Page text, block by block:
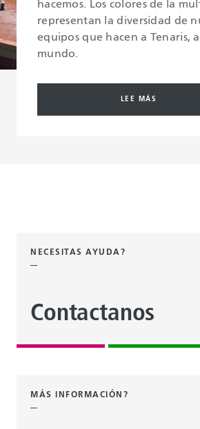
hacemos. Los colores de la
representan la diversidad de
equipos que hacen a Tenaris,
mundo.
LEE MÁS
NECESITAS AYUDA?
Contactanos
MÁS INFORMACIÓN?